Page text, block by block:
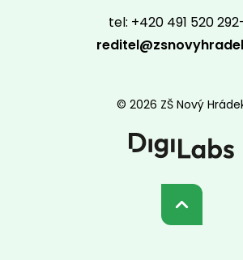
tel: +420 491 520
© 2026 ZŠ Nový